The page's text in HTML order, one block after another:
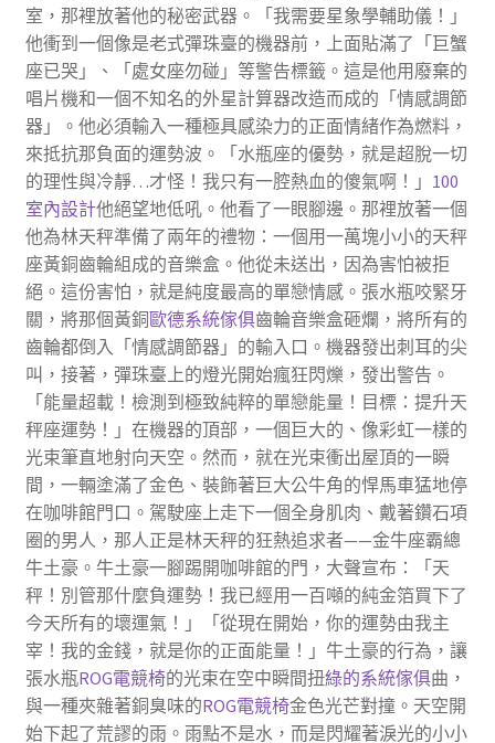
室，那裡放著他的秘密武器。「我需要星象學輔助儀！」
他衝到一個像是老式彈珠臺的機器前，上面貼滿了「巨蟹
座已哭」、「處女座勿碰」等警告標籤。這是他用廢棄的
唱片機和一個不知名的外星計算器改造而成的「情感調節
器」。他必須輸入一種極具感染力的正面情緒作為燃料，
來抵抗那負面的運勢波。「水瓶座的優勢，就是超脫一切
的理性與冷靜…才怪！我只有一腔熱血的傻氣啊！」 100
室內設計他絕望地低吼。他看了一眼腳邊。那裡放著一個
他為林天秤準備了兩年的禮物：一個用一萬塊小小的天秤
座黃銅齒輪組成的音樂盒。他從未送出，因為害怕被拒
絕。這份害怕，就是純度最高的單戀情感。張水瓶咬緊牙
關，將那個黃銅歐德系統傢俱齒輪音樂盒砸爛，將所有的
齒輪都倒入「情感調節器」的輸入口。機器發出刺耳的尖
叫，接著，彈珠臺上的燈光開始瘋狂閃爍，發出警告。
「能量超載！檢測到極致純粹的單戀能量！目標：提升天
秤座運勢！」在機器的頂部，一個巨大的、像彩虹一樣的
光束筆直地射向天空。然而，就在光束衝出屋頂的一瞬
間，一輛塗滿了金色、裝飾著巨大公牛角的悍馬車猛地停
在咖啡館門口。駕駛座上走下一個全身肌肉、戴著鑽石項
圈的男人，那人正是林天秤的狂熱追求者——金牛座霸總
牛土豪。牛土豪一腳踢開咖啡館的門，大聲宣布：「天
秤！別管那什麼負運勢！我已經用一百噸的純金箔買下了
今天所有的壞運氣！」「從現在開始，你的運勢由我主
宰！我的金錢，就是你的正面能量！」牛土豪的行為，讓
張水瓶ROG電競椅的光束在空中瞬間扭綠的系統傢俱曲，
與一種夾雜著銅臭味的ROG電競椅金色光芒對撞。天空開
始下起了荒謬的雨。雨點不是水，而是閃耀著淚光的小小